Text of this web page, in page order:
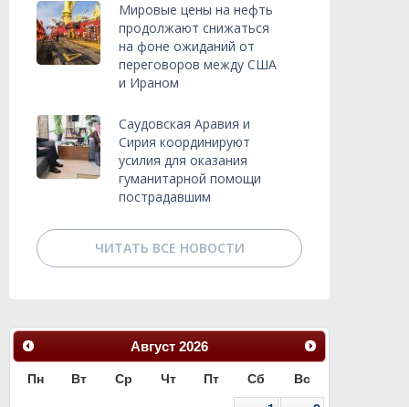
Мировые цены на нефть
продолжают снижаться
на фоне ожиданий от
переговоров между США
и Ираном
Саудовская Аравия и
Сирия координируют
усилия для оказания
гуманитарной помощи
пострадавшим
ЧИТАТЬ ВСЕ НОВОСТИ
Август 2026
Пн Вт Ср Чт Пт Сб Вс